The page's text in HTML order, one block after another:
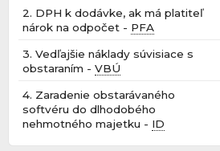
2. DPH k dodávke, ak má platiteľ
nárok na odpočet - PFA
3. Vedľajšie náklady súvisiace s
obstaraním -VBÚ
4. Zaradenie obstarávaného
softvéru do dlhodobého
nehmotného majetku - ID